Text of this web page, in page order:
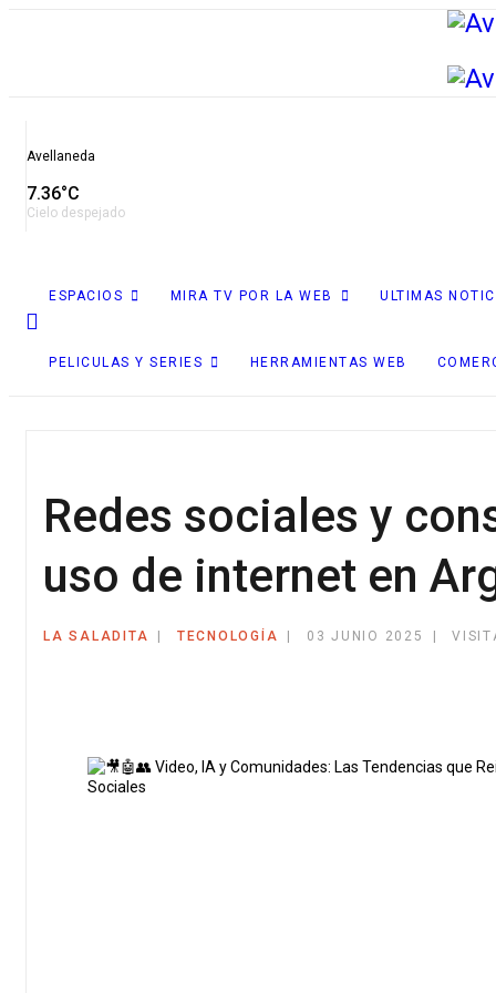
Avellaneda
7.36°C
Cielo despejado
ESPACIOS MIRA TV POR LA WEB ULTIMAS
PELICULAS Y SERIES HERRAMIENTAS WEB
Redes sociales y
uso de internet en
LA SALADITA TECNOLOGÍA 03 JUNIO 2025